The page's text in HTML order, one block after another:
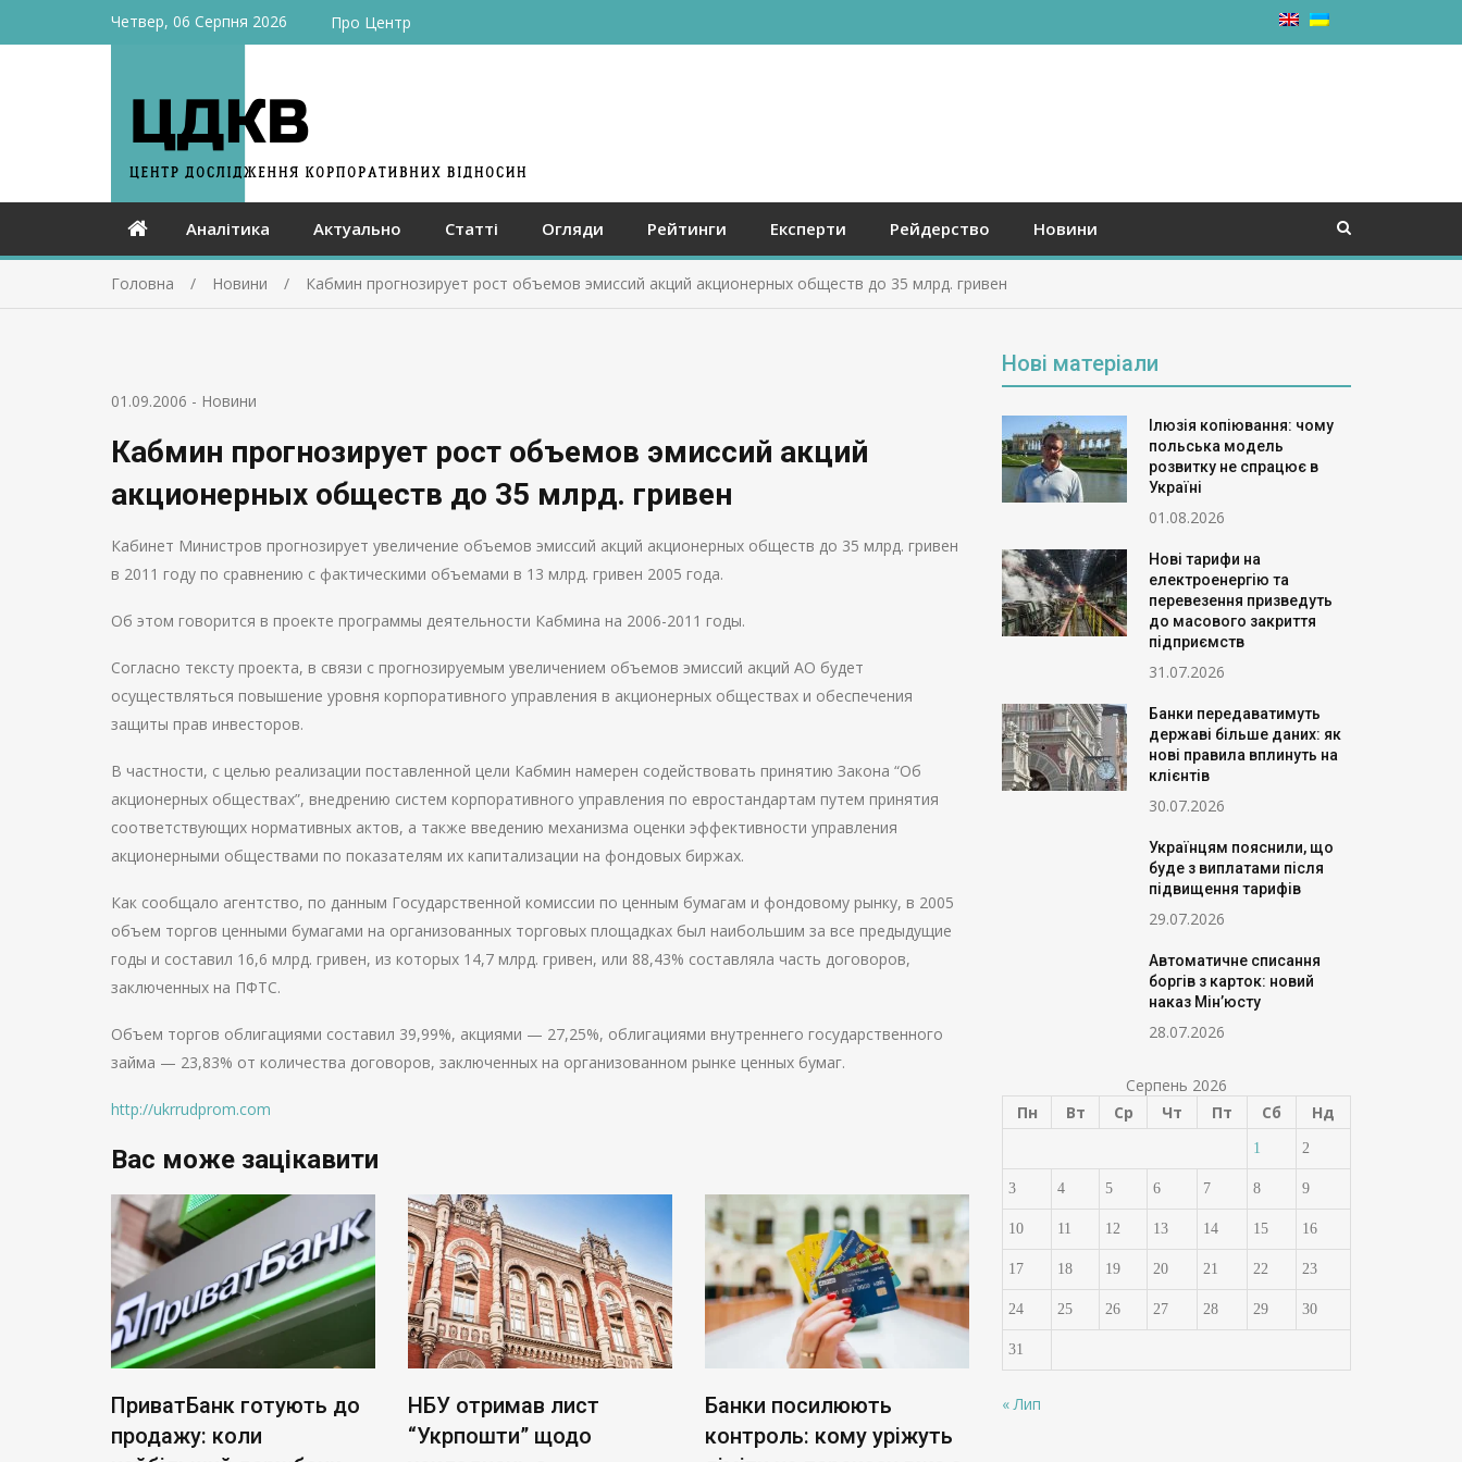
Четвер, 06 Серпня 2026 Про Центр
Аналітика Актуально Статті Огляди Рейтинги Експерти Рейдерство Новини
Головна Новини Кабмин прогнозирует рост объемов эмиссий акций акционерных обществ до 35 млрд. гривен
01.09.2006 - Новини
Кабмин прогнозирует рост объемов эмиссий акций
акционерных обществ до 35 млрд. гривен
Кабинет Министров прогнозирует увеличение объемов эмиссий акций акционерных обществ до 35 млрд. гривен
в 2011 году по сравнению с фактическими объемами в 13 млрд. гривен 2005 года.
Об этом говорится в проекте программы деятельности Кабмина на 2006-2011 годы.
Согласно тексту проекта, в связи с прогнозируемым увеличением объемов эмиссий акций АО будет
осуществляться повышение уровня корпоративного управления в акционерных обществах и обеспечения
защиты прав инвесторов.
В частности, с целью реализации поставленной цели Кабмин намерен содействовать принятию Закона “Об
акционерных обществах”, внедрению систем корпоративного управления по евростандартам путем принятия
соответствующих нормативных актов, а также введению механизма оценки эффективности управления
акционерными обществами по показателям их капитализации на фондовых биржах.
Как сообщало агентство, по данным Государственной комиссии по ценным бумагам и фондовому рынку, в 2005
объем торгов ценными бумагами на организованных торговых площадках был наибольшим за все предыдущие
годы и составил 16,6 млрд. гривен, из которых 14,7 млрд. гривен, или 88,43% составляла часть договоров,
заключенных на ПФТС.
Объем торгов облигациями составил 39,99%, акциями — 27,25%, облигациями внутреннего государственного
займа — 23,83% от количества договоров, заключенных на организованном рынке ценных бумаг.
http://ukrrudprom.com
Вас може зацікавити
ПриватБанк готують до
продажу: коли
НБУ отримав лист
“Укрпошти” щодо
Банки посилюють
контроль: кому уріжуть
Суд зобов’язав Росію
Нові матеріали
Ілюзія копіювання: чому
польська модель
розвитку не спрацює в
Україні
01.08.2026
Нові тарифи на
електроенергію та
перевезення призведуть
до масового закриття
підприємств
31.07.2026
Банки передаватимуть
державі більше даних: як
нові правила вплинуть на
клієнтів
30.07.2026
Українцям пояснили, що
буде з виплатами після
підвищення тарифів
29.07.2026
Автоматичне списання
боргів з карток: новий
наказ Мін’юсту
28.07.2026
Серпень 2026
Пн
Вт Ср Чт Пт Сб Нд
1 2
3 4 5 6 7 8 9
10 11 12 13 14 15 16
17 18 19 20 21 22 23
24 25 26 27 28 29 30
31
« Лип